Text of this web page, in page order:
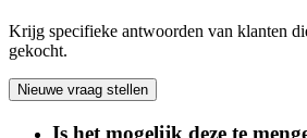
Krijg specifieke antwoorden van klanten
gekocht.
Nieuwe vraag stellen
Is het mogelijk deze te